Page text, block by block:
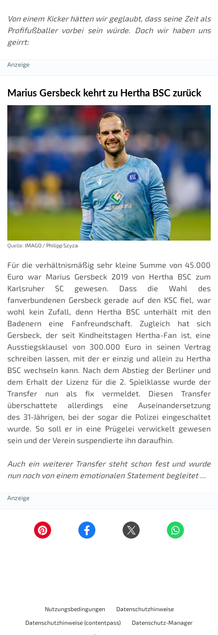
Von einem Kicker hätten wir geglaubt, dass seine Zeit als
Profifußballer vorbei sein würde. Doch wir haben uns
geirrt:
Marius Gersbeck kehrt zu Hertha BSC zurück
Quelle: IMAGO / Philipp Szyza
Für die verhältnismäßig sehr kleine Summe von 45.000
Euro war Marius Gersbeck 2019 von Hertha BSC zum
Karlsruher SC gewesen. Dass die Wahl des
fanverbundenen Gersbeck gerade auf den KSC fiel, war
wohl kein Zufall, denn Hertha BSC unterhält mit den
Badenern eine Fanfreundschaft. Zugleich hat sich
Gersbeck, der seit Kindheitstagen Hertha-Fan ist, eine
Ausstiegsklausel von 300.000 Euro in seinen Vertrag
schreiben lassen, mit der er einzig und allein zu Hertha
BSC wechseln kann. Nach dem Abstieg der Berliner und
dem Erhalt der Lizenz für die 2. Spielklasse wurde der
Transfer nun als fix vermeldet. Diesen Transfer
überschattete allerdings eine Auseinandersetzung
des 31-Jährigen, bei der sogar die Polizei eingeschaltet
wurde. So soll er in eine Prügelei verwickelt gewesen
sein und der Verein suspendierte ihn daraufhin.
Auch ein weiterer Transfer steht schon fest und wurde
nun noch von einem emotionalen Statement begleitet ...
Nutzungsbedingungen
Datenschutzhinweise
Datenschutzhinweise (contentpass)
Datenschutz-Manager